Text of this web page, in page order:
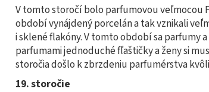
V tomto storočí bolo parfumovou veľmocou
období vynájdený porcelán a tak vznikali
i sklené flakóny. V tomto období sa parfumy
parfumami jednoduché fľaštičky a ženy si
storočia došlo k zbrzdeniu parfumérstva
19. storočie